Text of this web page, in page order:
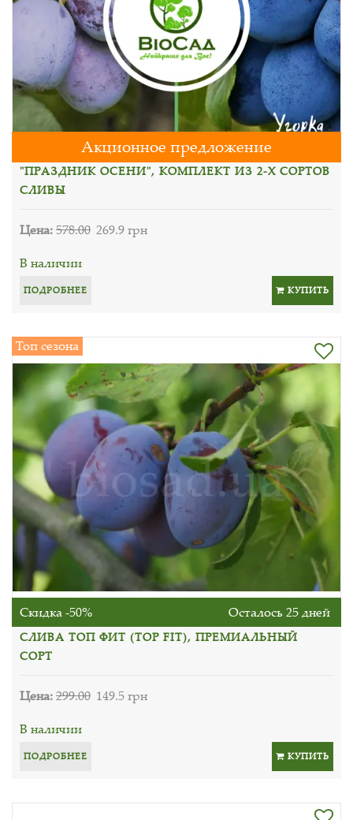
Акционное предложение
"ПРАЗДНИК ОСЕНИ", КОМПЛЕКТ ИЗ 2-Х СОРТОВ
СЛИВЫ
Цена:578.00 269.9 грн
В наличии
ПОДРОБНЕЕ КУПИТЬ
Топ сезона
Скидка -50% Осталось 25 дней
СЛИВА ТОП ФИТ (TOP FIT), ПРЕМИАЛЬНЫЙ
СОРТ
Цена:299.00 149.5 грн
В наличии
ПОДРОБНЕЕ КУПИТЬ